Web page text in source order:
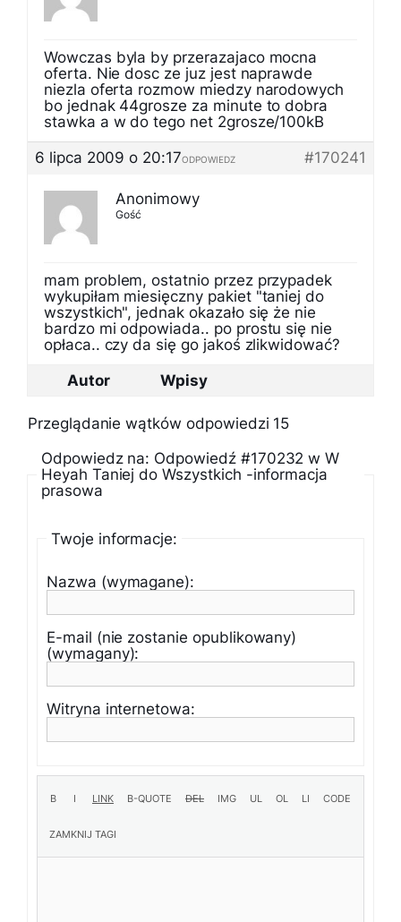
Wowczas byla by przerazajaco mocna
oferta. Nie dosc ze juz jest naprawde
niezla oferta rozmow miedzy narodowych
bo jednak 44grosze za minute to dobra
stawka a w do tego net 2grosze/100kB
6 lipca 2009 o 20:17
#170241
ODPOWIEDZ
Anonimowy
Gość
mam problem, ostatnio przez przypadek
wykupiłam miesięczny pakiet "taniej do
wszystkich", jednak okazało się że nie
bardzo mi odpowiada.. po prostu się nie
opłaca.. czy da się go jakoś zlikwidować?
Autor
Wpisy
Przeglądanie wątków odpowiedzi 15
Odpowiedz na: Odpowiedź #170232 w W
Heyah Taniej do Wszystkich -informacja
prasowa
Twoje informacje:
Nazwa (wymagane):
E-mail (nie zostanie opublikowany)
(wymagany):
Witryna internetowa: